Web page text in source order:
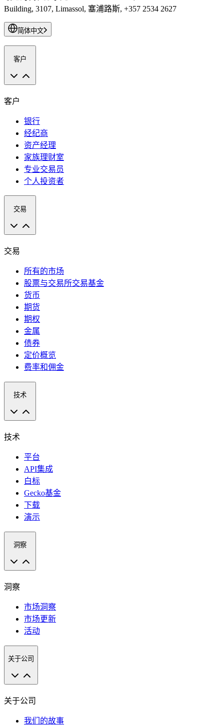
Building, 3107, Limassol, 塞浦路斯, +357 2534 2627
简体中文
客户
客户
银行
经纪商
资产经理
家族理财室
专业交易员
个人投资者
交易
交易
所有的市场
股票与交易所交易基金
货币
期货
期权
金属
债券
定价概览
费率和佣金
技术
技术
平台
API集成
白标
Gecko基金
下载
演示
洞察
洞察
市场洞察
市场更新
活动
关于公司
关于公司
我们的故事